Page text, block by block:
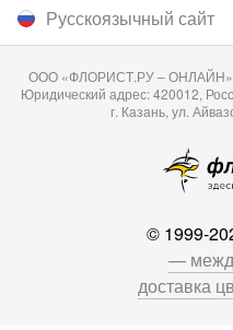
Русскоязычный сайт
ООО «ФЛОРИСТ.РУ – ОНЛАЙН»,
Юридический адрес: 420012,
г. Казань, ул.
© 1999-
—
доставка